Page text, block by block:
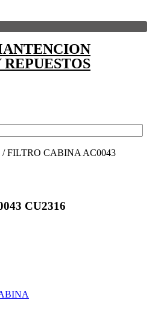
/ FILTRO CABINA AC0043
CU2316